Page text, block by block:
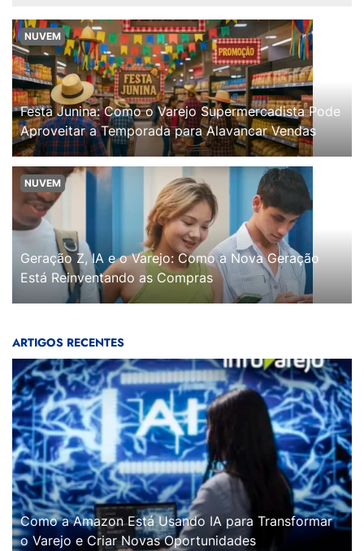
NUVEM
Festa Junina: Como o Varejo Supermercadista Pode
Aproveitar a Temporada para Alavancar Vendas
NUVEM
Geração Z, IA e o Varejo: Como a Nova Geração
Está Reinventando as Compras
ARTIGOS RECENTES
Como a Amazon Está Usando IA para Transformar
o Varejo e Criar Novas Oportunidades